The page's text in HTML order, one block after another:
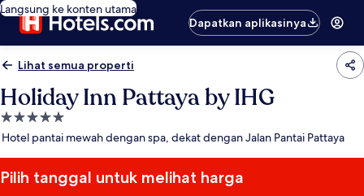
Langsung ke konten utama
Dapatkan aplikasinya
Lihat semua properti
Holiday Inn Pattaya by IHG
Properti
bintang
Hotel pantai mewah dengan spa, dekat dengan Jalan Pantai Pattaya
Pilih tanggal untuk melihat harga